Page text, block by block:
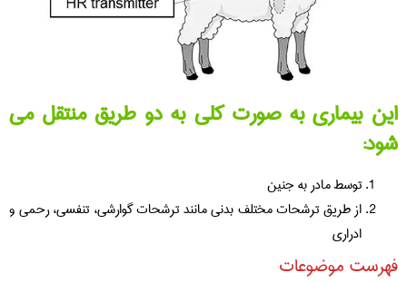
این بیماری به صورت کلی به دو طریق منتقل می
شود:
توسط مادر به جنین
از طریق ترشحات مختلف بدنی مانند ترشحات گوارشی، تنفسی، رحمی و
ادراری
فهرست موضوعات